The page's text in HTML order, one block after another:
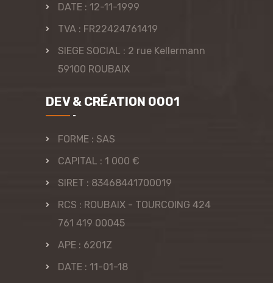
DATE : 12-11-1999
TVA : FR22424761419
SIEGE SOCIAL : 2 rue Kellermann
59100 ROUBAIX
DEV & CRÉATION 0001
FORME : SAS
CAPITAL : 1 000 €
SIRET : 83468441700019
RCS : ROUBAIX - TOURCOING 424
761 419 00045
APE : 6201Z
DATE : 11-01-18